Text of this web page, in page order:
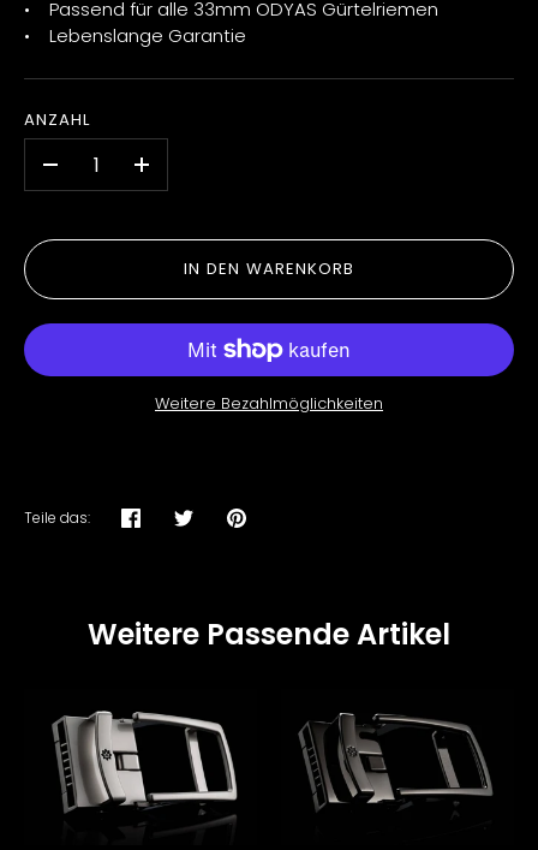
• Passend für alle 33mm ODYAS Gürtelriemen
• Lebenslange Garantie
ANZAHL
+
IN DEN WARENKORB
Weitere Bezahlmöglichkeiten
Teile das: TeilenTwitternPinnen
Weitere Passende Artikel